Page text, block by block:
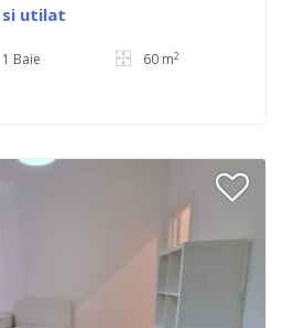
utilat
1 Baie 60 m2